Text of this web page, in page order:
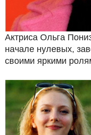
Актриса Ольга
начале нулевых,
своими яркими